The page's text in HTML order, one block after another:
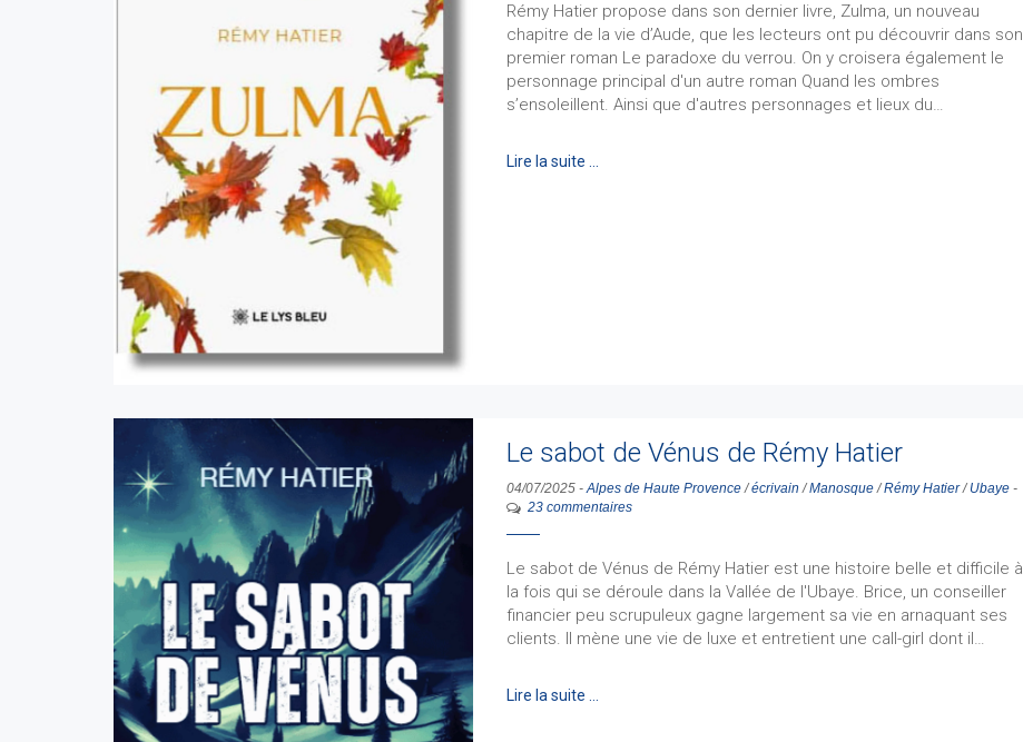
Rémy Hatier propose dans son dernier livre, Zulma, un nouveau
chapitre de la vie d’Aude, que les lecteurs ont pu découvrir dans son
premier roman Le paradoxe du verrou. On y croisera également le
personnage principal d'un autre roman Quand les ombres
s’ensoleillent. Ainsi que d'autres personnages et lieux du…
Lire la suite …
Le sabot de Vénus de Rémy Hatier
04/07/2025 -Alpes de Haute Provence /écrivain /Manosque /Rémy Hatier/ Ubaye -
23 commentaires
Le sabot de Vénus de Rémy Hatier est une histoire belle et difficile à
la fois qui se déroule dans la Vallée de l'Ubaye. Brice, un conseiller
financier peu scrupuleux gagne largement sa vie en arnaquant ses
clients. Il mène une vie de luxe et entretient une call-girl dont il…
Lire la suite …